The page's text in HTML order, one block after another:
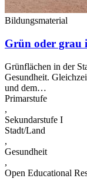
Bildungsmaterial
Grün oder grau
Grünflächen in der
Gesundheit.
und dem…
Primarstufe
,
Sekundarstufe I
Stadt/Land
,
Gesundheit
,
Open Educational